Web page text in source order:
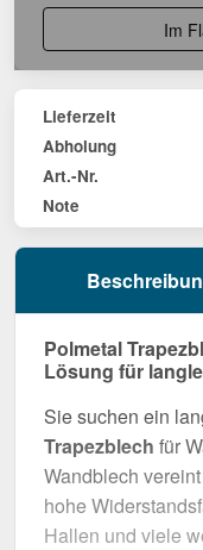
Im
Lieferzeit
Abholung
Art.-Nr.
Note
Polmetal
Lösung für
Sie suchen ein
Trapezblech für
Wandblech
hohe
Hallen und viele